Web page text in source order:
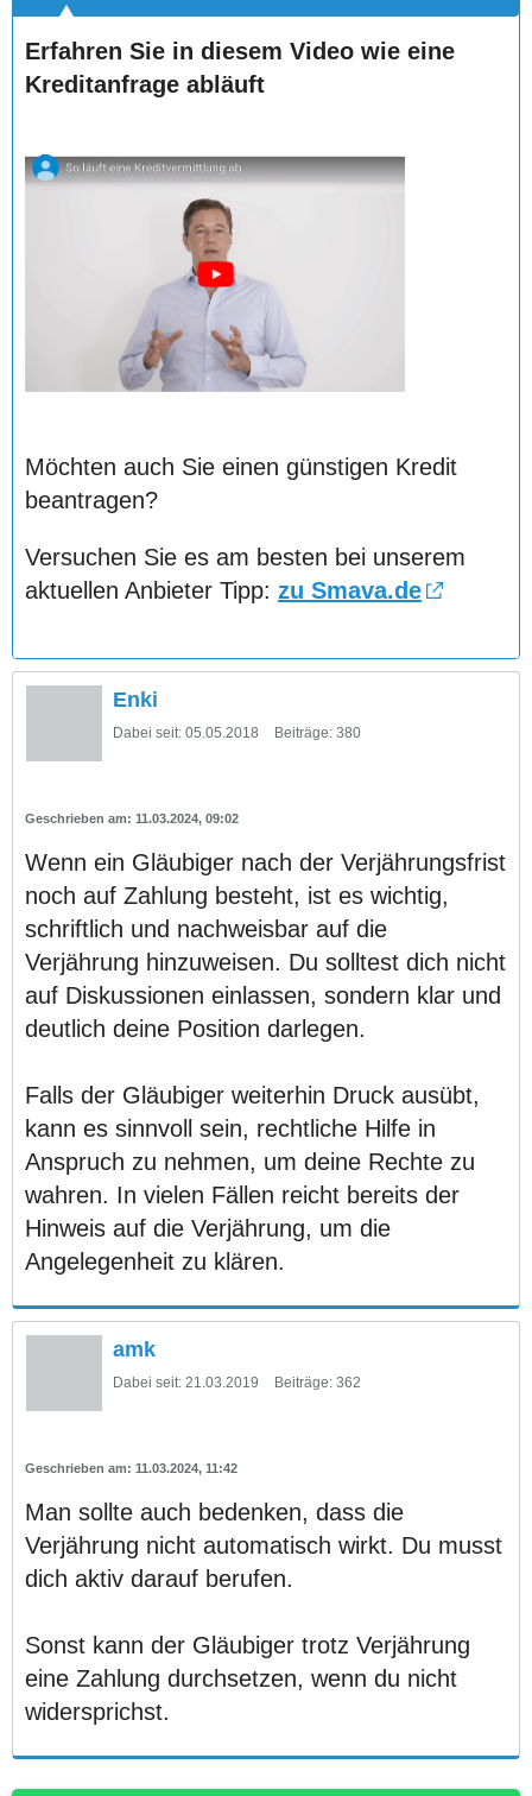
Erfahren Sie in diesem Video wie eine
Kreditanfrage abläuft
Möchten auch Sie einen günstigen Kredit
beantragen?
Versuchen Sie es am besten bei unserem
aktuellen Anbieter Tipp: zu Smava.de
Enki
Dabei seit: 05.05.2018 Beiträge: 380
11.03.2024, 09:02
Wenn ein Gläubiger nach der Verjährungsfrist
noch auf Zahlung besteht, ist es wichtig,
schriftlich und nachweisbar auf die
Verjährung hinzuweisen. Du solltest dich nicht
auf Diskussionen einlassen, sondern klar und
deutlich deine Position darlegen.
Falls der Gläubiger weiterhin Druck ausübt,
kann es sinnvoll sein, rechtliche Hilfe in
Anspruch zu nehmen, um deine Rechte zu
wahren. In vielen Fällen reicht bereits der
Hinweis auf die Verjährung, um die
Angelegenheit zu klären.
amk
Dabei seit: 21.03.2019 Beiträge: 362
11.03.2024, 11:42
Man sollte auch bedenken, dass die
Verjährung nicht automatisch wirkt. Du musst
dich aktiv darauf berufen.
Sonst kann der Gläubiger trotz Verjährung
eine Zahlung durchsetzen, wenn du nicht
widersprichst.